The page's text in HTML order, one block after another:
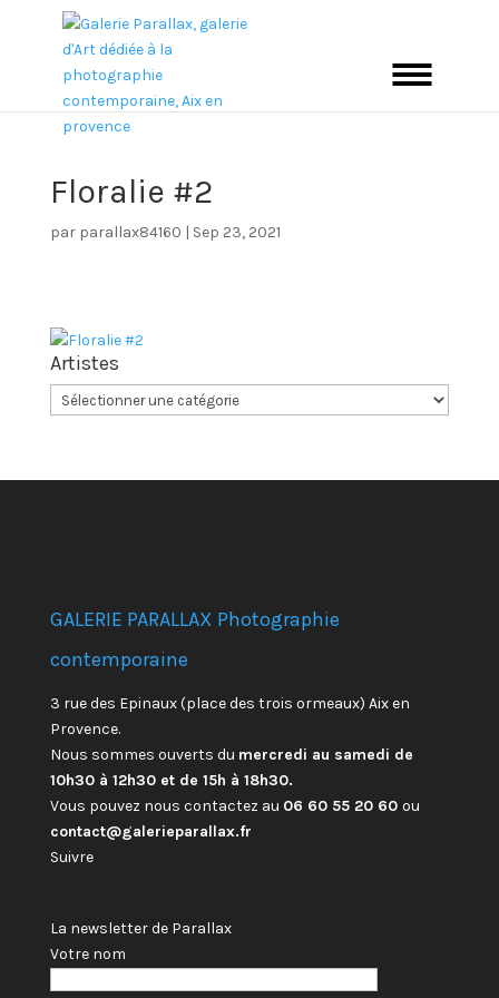
Floralie #2
par parallax84160 | Sep 23, 2021
Artistes
GALERIE PARALLAX Photographie
contemporaine
3 rue des Epinaux (place des trois ormeaux) Aix en
Provence.
Nous sommes ouverts du mercredi au samedi de
10h30 à 12h30 et de 15h à 18h30.
Vous pouvez nous contactez au 06 60 55 20 60 ou
contact@galerieparallax.fr
Suivre
La newsletter de Parallax
Votre nom